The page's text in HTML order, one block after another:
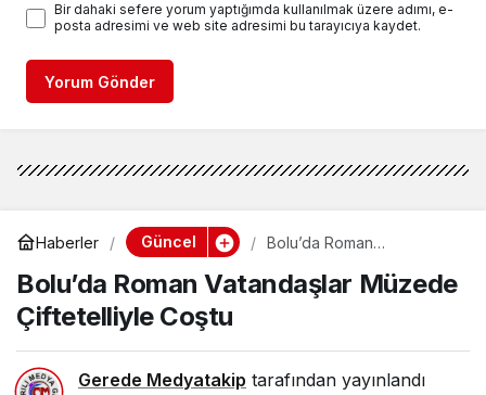
Bir dahaki sefere yorum yaptığımda kullanılmak üzere adımı, e-
posta adresimi ve web site adresimi bu tarayıcıya kaydet.
Yorum Gönder
Haberler Güncel
Bolu’da Roman
Çiftetelliyle Coştu
Bolu’da Roman Vatandaşlar Müzede
Çiftetelliyle Coştu
Gerede Medyatakip tarafından yayınlandı